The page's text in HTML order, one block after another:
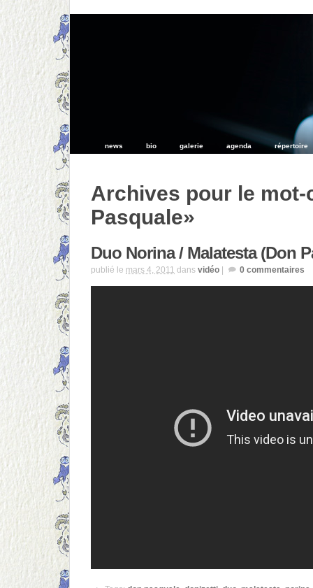
news bio galerie agenda répertoire
Archives pour le mot-
Pasquale»
Duo Norina / Malatesta (Don
publié le mars 4, 2011 dans vidéo 0 commentaires